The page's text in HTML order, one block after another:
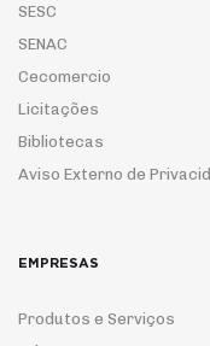
SESC
SENAC
Cecomercio
Licitações
Bibliotecas
Aviso Externo de
EMPRESAS
Produtos e Serviços